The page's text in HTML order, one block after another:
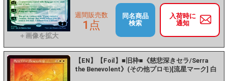
入荷時に
通知
週間販売数
1点
同名商品
検索
【EN】【Foil】■旧枠■《慈悲深きセラ/Serra
the Benevolent》(その他プロモ)[流星マーク] 白